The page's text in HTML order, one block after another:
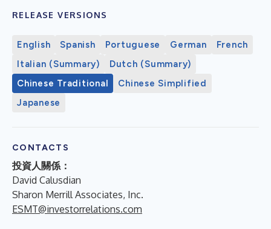
RELEASE VERSIONS
English Spanish Portuguese German
French
Italian (Summary)
Dutch (Summary)
Chinese Traditional
Chinese Simplified
Japanese
CONTACTS
投資人關係：
David Calusdian
Sharon Merrill Associates, Inc.
ESMT@investorrelations.com